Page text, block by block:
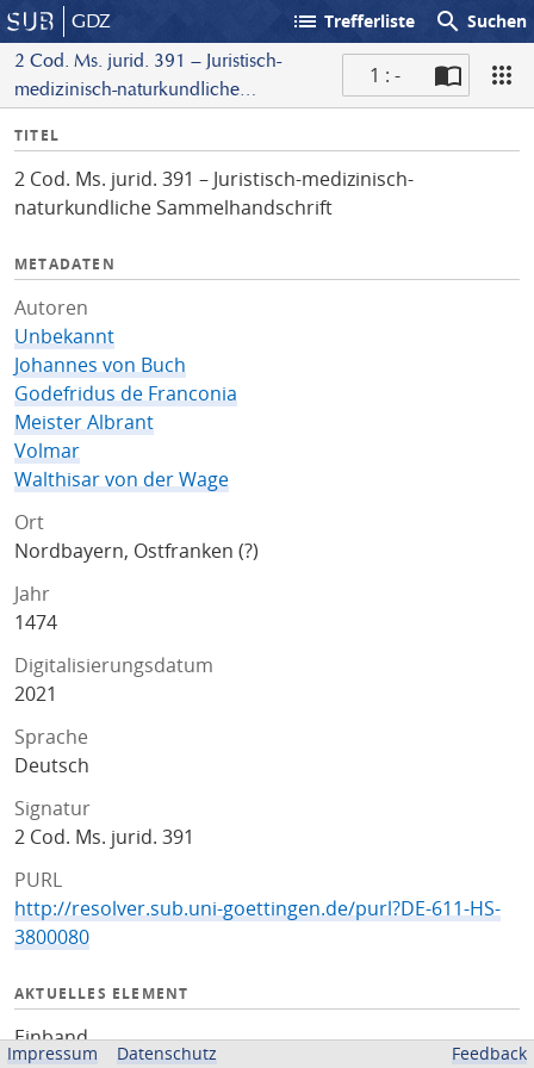
GDZ list Trefferliste search Suchen
2 Cod. Ms. jurid. 391 – Juristisch-
medizinisch-naturkundliche
1 : -
I
f
o
TITEL
2 Cod. Ms. jurid. 391 – Juristisch-medizinisch-
naturkundliche Sammelhandschrift
METADATEN
Autoren
Unbekannt
Johannes von Buch
Godefridus de Franconia
Meister Albrant
Volmar
Walthisar von der Wage
Ort
Nordbayern, Ostfranken (?)
Jahr
1474
Digitalisierungsdatum
2021
Sprache
Deutsch
Signatur
2 Cod. Ms. jurid. 391
PURL
http://resolver.sub.uni-goettingen.de/purl?DE-611-HS-
3800080
AKTUELLES ELEMENT
Einband
Impressum Datenschutz Feedback